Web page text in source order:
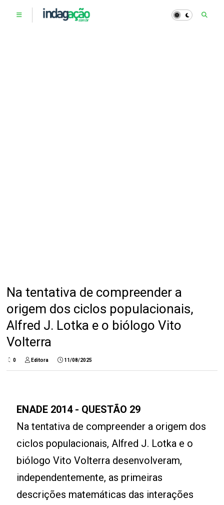
Na tentativa de compreender a
origem dos ciclos populacionais,
Alfred J. Lotka e o biólogo Vito
Volterra
0 Editora 11/08/2025
ENADE 2014 - QUESTÃO 29
Na tentativa de compreender a origem dos
ciclos populacionais, Alfred J. Lotka e o
biólogo Vito Volterra desenvolveram,
independentemente, as primeiras
descrições matemáticas das interações